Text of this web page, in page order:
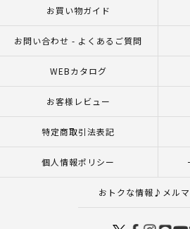
お買い物ガイド
お問い合わせ - よくあるご質問
WEBカタログ
お客様レビュー
特定商取引法表記
個人情報ポリシー
おトクな情報♪メル